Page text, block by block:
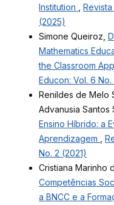
Institution
(2025)
Simone Queiroz,
Mathematics
the Classroom
Educon: Vol. 6 No.
Renildes de Melo
Advanusia Santos
Ensino Híbrido: a
Aprendizagem
No. 2 (2021)
Cristiana Marinho
Competências
a BNCC e a